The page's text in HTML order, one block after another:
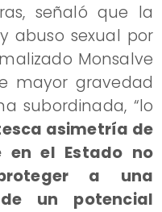
señaló que la
abuso sexual por
Monsalve
mayor gravedad
subordinada, “lo
asimetría de
en el Estado no
a una
un potencial